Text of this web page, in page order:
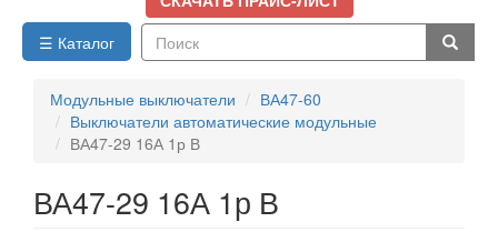
☰ Каталог
Модульные выключатели
ВА47-60
Выключатели автоматические модульные
ВА47-29 16А 1р В
ВА47-29 16А 1р В